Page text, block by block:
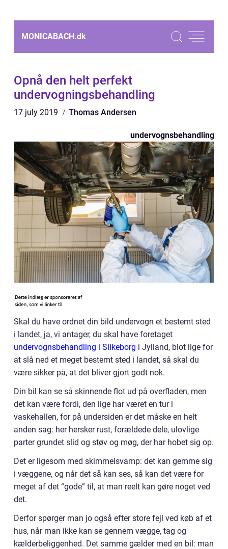
MONICABACH.dk
Opnå den helt perfekt
undervogningsbehandling
17 july 2019 Thomas Andersen
undervognsbehandling
Skal du have ordnet din bild undervogn et bestemt sted
i landet, ja, vi antager, du skal have foretaget
undervognsbehandling i Silkeborg i Jylland, blot lige for
at slå ned et meget bestemt sted i landet, så skal du
være sikker på, at det bliver gjort godt nok.
Din bil kan se så skinnende flot ud på overfladen, men
det kan være fordi, den lige har været en tur i
vaskehallen, for på undersiden er det måske en helt
anden sag: her hersker rust, forældede dele, ulovlige
parter grundet slid og støv og møg, der har hobet sig op.
Det er ligesom med skimmelsvamp: det kan gemme sig
i væggene, og når det så kan ses, så kan det være for
meget af det “gode” til, at man reelt kan gøre noget ved
det.
Derfor spørger man jo også efter store fejl ved køb af et
hus, når man ikke kan se gennem vægge, tag og
kælderbeliggenhed. Det samme gælder med en bil: man